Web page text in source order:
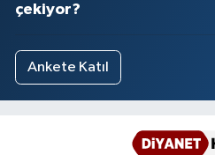
çekiyor?
Ankete Katıl